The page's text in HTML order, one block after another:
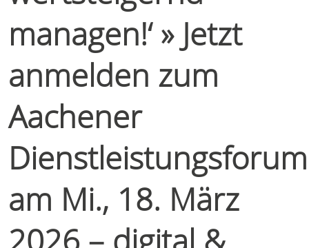
managen!‘ » Jetzt
anmelden zum
Aachener
Dienstleistungsforum
am Mi., 18. März